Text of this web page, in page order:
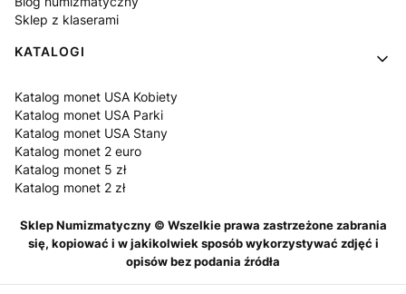
Sklep z klaserami
KATALOGI
Katalog monet USA Kobiety
Katalog monet USA Parki
Katalog monet USA Stany
Katalog monet 2 euro
Katalog monet 5 zł
Katalog monet 2 zł
Sklep Numizmatyczny © Wszelkie prawa zastrzeżone zabrania
się, kopiować i w jakikolwiek sposób wykorzystywać zdjęć i
opisów bez podania źródła